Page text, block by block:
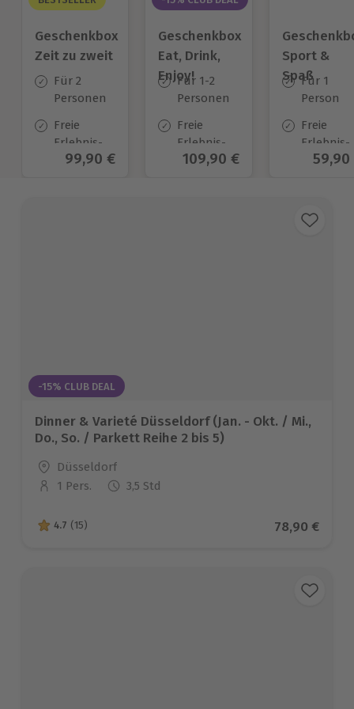
Geschenkbox
Zeit zu zweit
Für 2
Personen
Freie
Erlebnis-
Auswahl
Aktueller Preis
99,90 €
Geschenkbox
Eat, Drink,
Enjoy!Für 1-2
Personen
Freie
Erlebnis-
Auswahl
Aktueller Preis
109,90 €
Sport &
SpaßFür 1
Person
Freie
Erlebnis-
Auswahl
59,90
-15% CLUB DEAL
Dinner & Varieté Düsseldorf (Jan. - Okt. / Mi.,
Do., So. / Parkett Reihe 2 bis 5)
Standort
Düsseldorf
Anzahl der Teilnehmer
1 Pers. 3,5 Std
4.7 von 5 Sternen basierend auf 15 Bewertungen
4.7 (15) Aktueller
78,90 €